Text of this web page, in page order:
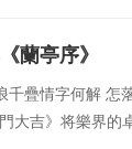
蘭亭序》
千疊情字何解
大吉》将樂界的